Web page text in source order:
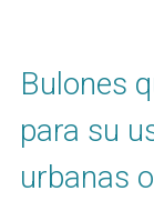
Bulones
para su
urbanas